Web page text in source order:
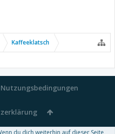
Kaffeeklatsch
Nutzungsbedingungen
du dich weiterhin auf dieser Seite